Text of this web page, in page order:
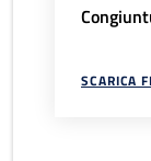
SCARICA